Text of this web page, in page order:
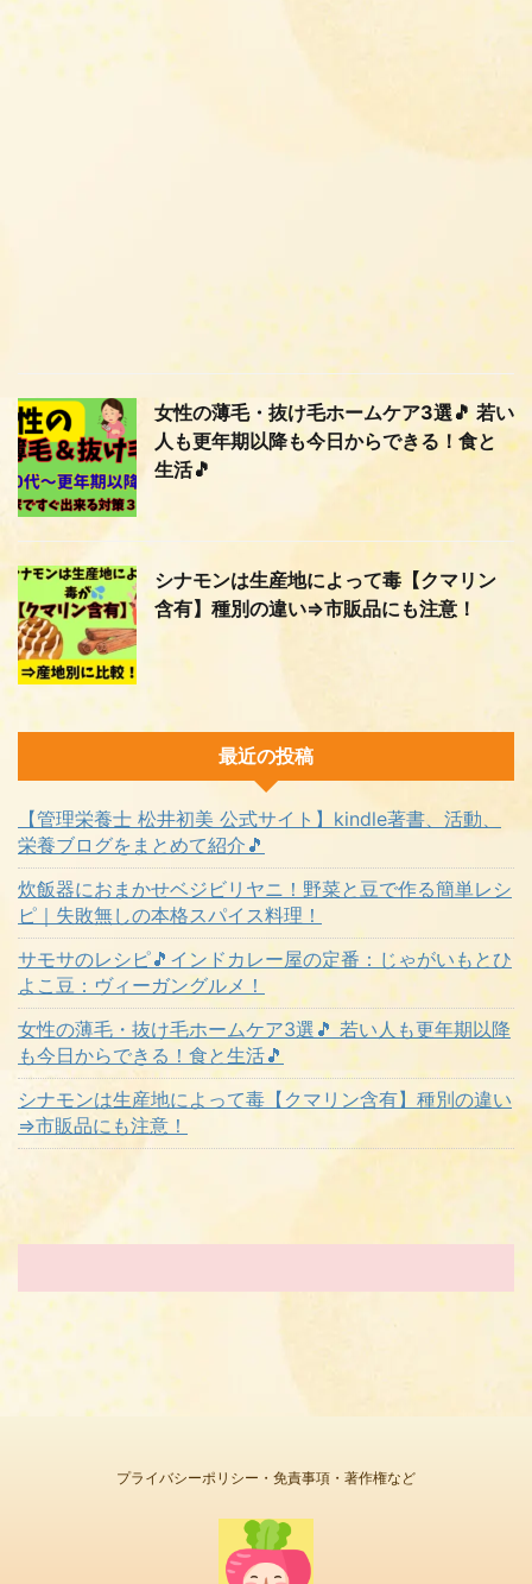
女性の薄毛・抜け毛ホームケア3選🎵 若い
人も更年期以降も今日からできる！食と
生活🎵
シナモンは生産地によって毒【クマリン
含有】種別の違い⇒市販品にも注意！
最近の投稿
【管理栄養士 松井初美 公式サイト】kindle著書、活動、
栄養ブログをまとめて紹介🎵
炊飯器におまかせベジビリヤニ！野菜と豆で作る簡単レシ
ピ｜失敗無しの本格スパイス料理！
サモサのレシピ🎵インドカレー屋の定番：じゃがいもとひ
よこ豆：ヴィーガングルメ！
女性の薄毛・抜け毛ホームケア3選🎵 若い人も更年期以降
も今日からできる！食と生活🎵
シナモンは生産地によって毒【クマリン含有】種別の違い
⇒市販品にも注意！
プライバシーポリシー・免責事項・著作権など